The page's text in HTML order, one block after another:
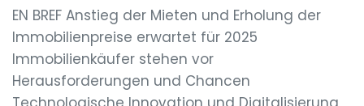
EN BREF Anstieg der Mieten und Erholung der
Immobilienpreise erwartet für 2025
Immobilienkäufer stehen vor
Herausforderungen und Chancen